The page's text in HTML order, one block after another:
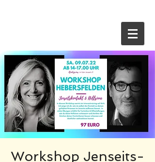
Workshop Jenseits-